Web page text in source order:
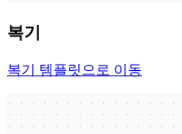
복기
복기 템플릿으로 이동